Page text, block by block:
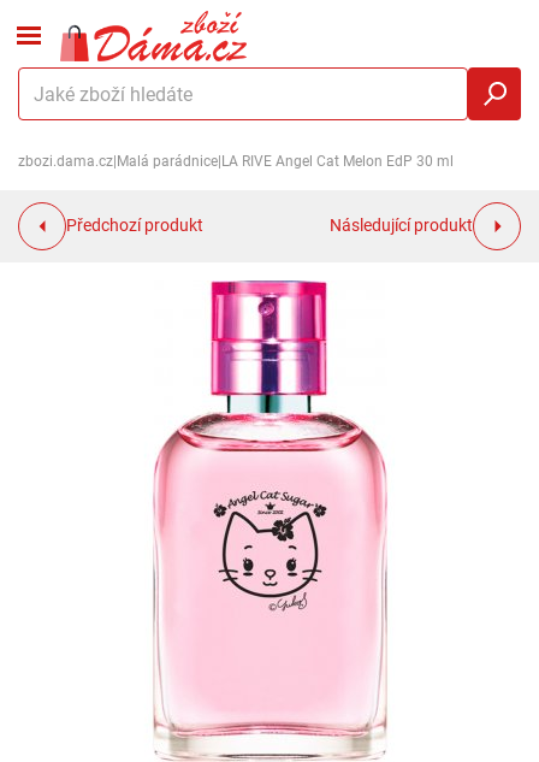
zbozi.dama.cz Malá parádnice LA RIVE Angel Cat Melon EdP 30 ml
Předchozí produkt Následující produkt